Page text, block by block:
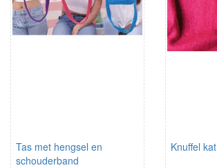
Tas met hengsel en
schouderband
Knuffel kat